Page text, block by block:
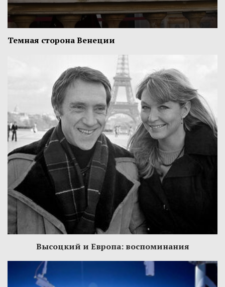
Темная сторона Венеции
Высоцкий и Европа: воспоминания